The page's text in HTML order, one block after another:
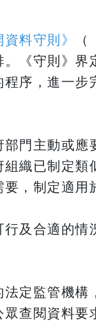
料守則》
《守則》界
序，進一步
門主動或
織已制定類
，制定適用
及合適的情
定監管機
查閱資料要